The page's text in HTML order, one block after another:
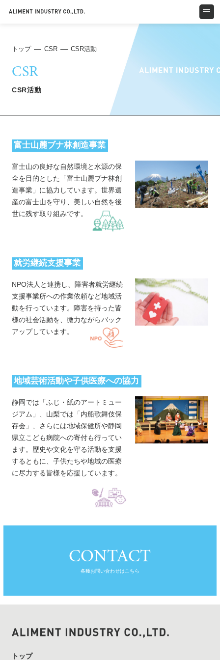
トップ CSR CSR活動
CSR
CSR活動
富士山麓ブナ林創造事業
富士山の良好な自然環境と水源の保
全を目的とした「富士山麓ブナ林創
造事業」に協力しています。世界遺
産の富士山を守り、美しい自然を後
世に残す取り組みです。
就労継続支援事業
NPO法人と連携し、障害者就労継続
支援事業所への作業依頼など地域活
動を行っています。障害を持った皆
様の社会活動を、微力ながらバック
アップしています。
地域芸術活動や子供医療への協力
静岡では「ふじ・紙のアートミュー
ジアム」、山梨では「内船歌舞伎保
存会」、さらには地域保健所や静岡
県立こども病院への寄付も行ってい
ます。歴史や文化を守る活動を支援
するともに、子供たちや地域の医療
に尽力する皆様を応援しています。
CONTACT
各種お問い合わせはこちら
トップ